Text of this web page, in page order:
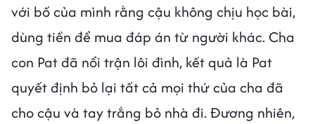
với bố của mình rằng cậu không chịu học bài,
dùng tiền để mua đáp án từ người khác. Cha
con Pat đã nổi trận lôi đình, kết quả là Pat
quyết định bỏ lại tất cả mọi thứ của cha đã
cho cậu và tay trắng bỏ nhà đi. Đương nhiên,